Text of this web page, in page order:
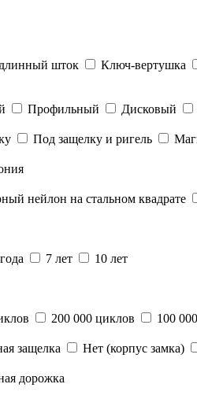
шток Ключ-вертушка
Профильный Дисковый
Под защелку и ригель
нейлон на стальном квадрате
7 лет
10 лет
200 000 циклов 100
защелка Нет (корпус замка)
дорожка